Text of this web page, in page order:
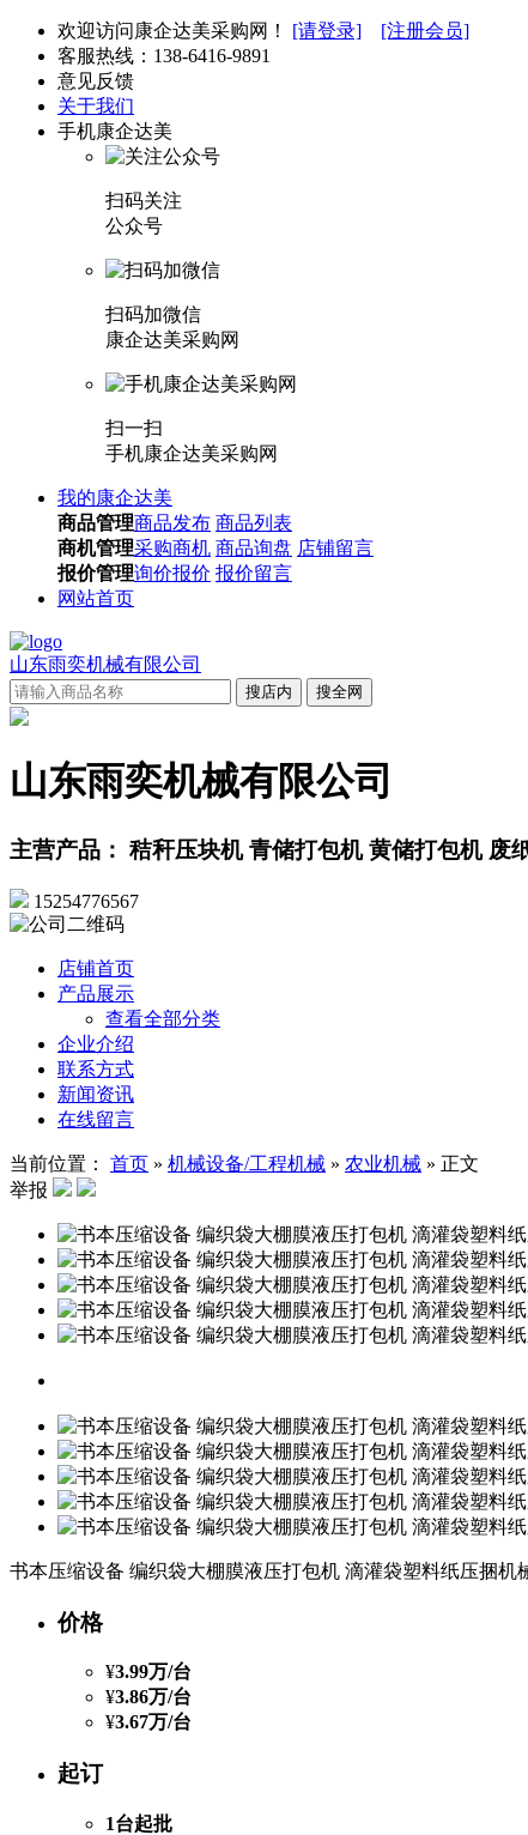
欢迎访问康企达美采购网！ [请登录]
[注册会员]
客服热线： 138-6416-9891
意见反馈
关于我们
手机康企达美
扫码关注
公众号
扫码加微信
康企达美采购网
扫一扫
手机康企达美采购网
我的康企达美
商品管理商品发布 商品列表
商机管理采购商机 商品询盘 店铺留言
报价管理询价报价 报价留言
网站首页
山东雨奕机械有限公司
搜店内 搜全网
山东雨奕机械有限公司
主营产品： 秸秆压块机 青储打包机 黄储打包机
15254776567
店铺首页
产品展示
查看全部分类
企业介绍
联系方式
新闻资讯
在线留言
当前位置： 首页 » 机械设备/工程机械 » 农业机械 » 正文
举报
书本压缩设备 编织袋大棚膜液压打包机 滴灌袋塑料纸压捆机
价格
¥3.99万/台
¥3.86万/台
¥3.67万/台
起订
1台起批